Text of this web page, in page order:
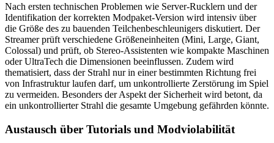
Nach ersten technischen Problemen wie Server-Rucklern und der
Identifikation der korrekten Modpaket-Version wird intensiv über
die Größe des zu bauenden Teilchenbeschleunigers diskutiert. Der
Streamer prüft verschiedene Größeneinheiten (Mini, Large, Giant,
Colossal) und prüft, ob Stereo-Assistenten wie kompakte Maschinen
oder UltraTech die Dimensionen beeinflussen. Zudem wird
thematisiert, dass der Strahl nur in einer bestimmten Richtung frei
von Infrastruktur laufen darf, um unkontrollierte Zerstörung im Spiel
zu vermeiden. Besonders der Aspekt der Sicherheit wird betont, da
ein unkontrollierter Strahl die gesamte Umgebung gefährden könnte.
Austausch über Tutorials und Modviolabilität